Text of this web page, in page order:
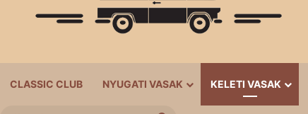
CLASSIC CLUB NYUGATI VASAK KELETI VASAK